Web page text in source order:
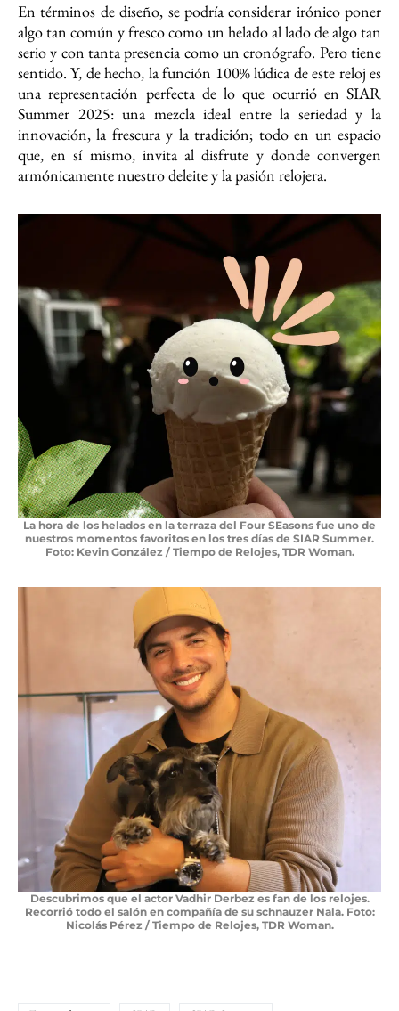
En términos de diseño, se podría considerar irónico poner
algo tan común y fresco como un helado al lado de algo tan
serio y con tanta presencia como un cronógrafo. Pero tiene
sentido. Y, de hecho, la función 100% lúdica de este reloj es
una representación perfecta de lo que ocurrió en SIAR
Summer 2025: una mezcla ideal entre la seriedad y la
innovación, la frescura y la tradición; todo en un espacio
que, en sí mismo, invita al disfrute y donde convergen
armónicamente nuestro deleite y la pasión relojera.
La hora de los helados en la terraza del Four SEasons fue uno de
nuestros momentos favoritos en los tres días de SIAR Summer.
Foto: Kevin González / Tiempo de Relojes, TDR Woman.
Descubrimos que el actor Vadhir Derbez es fan de los relojes.
Recorrió todo el salón en compañía de su schnauzer Nala. Foto:
Nicolás Pérez / Tiempo de Relojes, TDR Woman.